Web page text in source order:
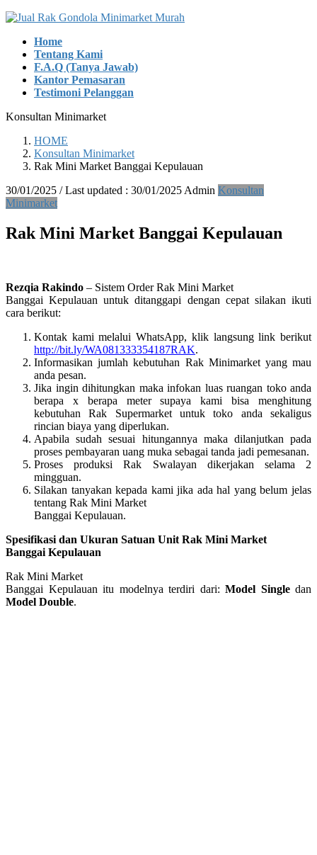
Skip
content
Skip
Navigation
Home
Tentang Kami
F.A.Q (Tanya Jawab)
Kantor Pemasaran
Testimoni Pelanggan
Konsultan Minimarket
HOME
Konsultan Minimarket
Rak Mini Market Banggai Kepulauan
30/01/2025 / Last updated : 30/01/2025 Admin Konsultan
Minimarket
Rak Mini Market Banggai Kepulauan
Rezqia Rakindo – Sistem Order Rak Mini Market
Banggai Kepulauan untuk ditanggapi dengan cepat silakan ikuti
cara berikut:
Kontak kami melalui WhatsApp, klik langsung link berikut
http://bit.ly/WA081333354187RAK.
Informasikan jumlah kebutuhan Rak Minimarket yang mau
anda pesan.
Jika ingin dihitungkan maka infokan luas ruangan toko anda
berapa x berapa meter supaya kami bisa menghitung
kebutuhan Rak Supermarket untuk toko anda sekaligus
rincian biaya yang diperlukan.
Apabila sudah sesuai hitungannya maka dilanjutkan pada
proses pembayaran uang muka sebagai tanda jadi pemesanan.
Proses produksi Rak Swalayan dikerjakan selama 2
mingguan.
Silakan tanyakan kepada kami jika ada hal yang belum jelas
tentang Rak Mini Market
Banggai Kepulauan.
Spesifikasi dan Ukuran Satuan Unit Rak Mini Market
Banggai Kepulauan
Rak Mini Market
Banggai Kepulauan itu modelnya terdiri dari: Model Singledan
Model Double.